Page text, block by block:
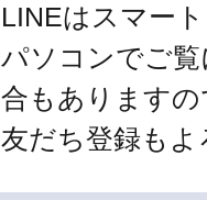
LINEはスマー
パソコンでご
合もあります
友だち登録も